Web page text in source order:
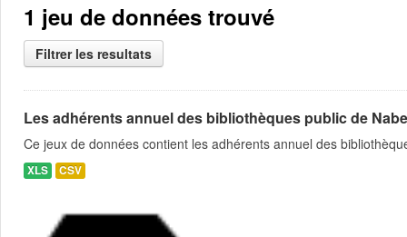
1 jeu de données trouvé
Filtrer les resultats
Les adhérents annuel des bibliothèques public de
Ce jeux de données contient les adhérents annuel des
XLS CSV